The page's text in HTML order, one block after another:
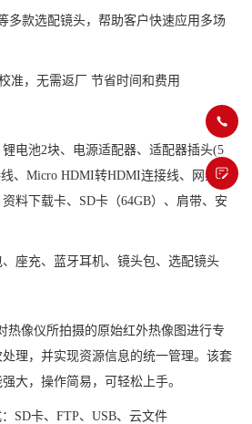
多款选配镜头，帮助客户快速应用多场
准，无需返厂 节省时间和费用
电池2块、电源适配器、适配器插头(5
、Micro HDMI转HDMI连接线、网线、
料下载卡、SD卡（64GB）、肩带、安
座充、蓝牙耳机、镜头包、选配镜头
热像仪所拍摄的原始红外热像图进行专
理，并实现资源信息的统一管理。该套
大，操作简易，可轻松上手。
SD卡、FTP、USB、云文件